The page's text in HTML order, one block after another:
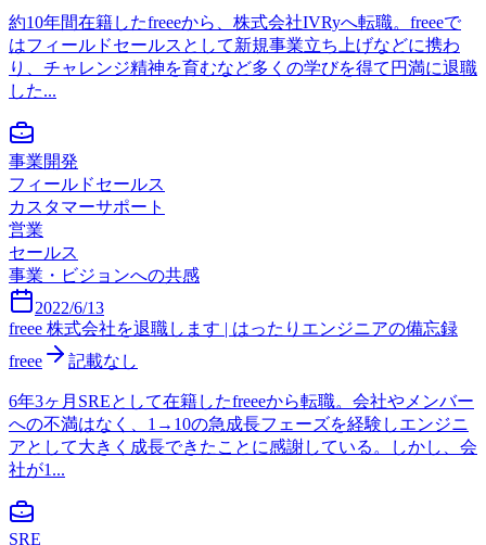
約10年間在籍したfreeeから、株式会社IVRyへ転職。freeeで
はフィールドセールスとして新規事業立ち上げなどに携わ
り、チャレンジ精神を育むなど多くの学びを得て円満に退職
した...
事業開発
フィールドセールス
カスタマーサポート
営業
セールス
事業・ビジョンへの共感
2022/6/13
freee 株式会社を退職します | はったりエンジニアの備忘録
freee
記載なし
6年3ヶ月SREとして在籍したfreeeから転職。会社やメンバー
への不満はなく、1→10の急成長フェーズを経験しエンジニ
アとして大きく成長できたことに感謝している。しかし、会
社が1...
SRE